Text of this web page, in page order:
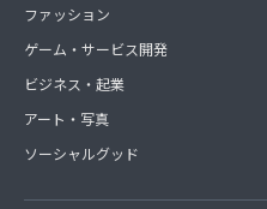
ファッション
ゲーム・サービス開発
ビジネス・起業
アート・写真
ソーシャルグッド